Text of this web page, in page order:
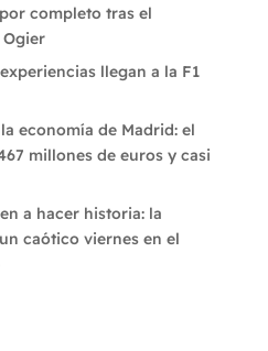
completo tras el
llegan a la F1
economía de Madrid: el
millones de euros y casi
a hacer historia: la
caótico viernes en el